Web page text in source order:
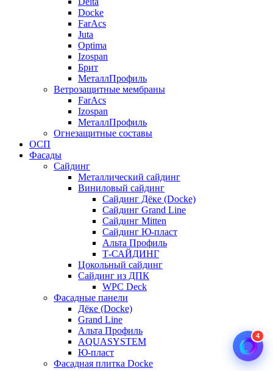
Docke
FarAcs
Juta
Optima
Izospan
Брит
МеталлПрофиль
Ветрозащитные мембраны
FarAcs
Izospan
МеталлПрофиль
Огнезащитные составы
ОСП
Фасады
Сайдинг
Металлический сайдинг
Виниловый сайдинг
Сайдинг Дёке (Docke)
Сайдинг Grand Line
Сайдинг Mitten
Сайдинг Ю-пласт
Альта Профиль
Т-САЙДИНГ
Цокольный сайдинг
Сайдинг из ДПК
WPC Deck
Фасадные панели
Дёке (Docke)
Grand Line
Альта Профиль
AQUASYSTEM
Ю-пласт
Фасадная плитка Docke
4